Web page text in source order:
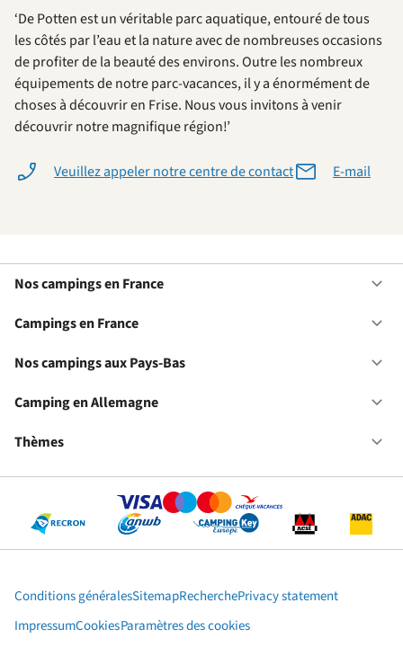
‘De Potten est un véritable parc aquatique, entouré de tous
les côtés par l’eau et la nature avec de nombreuses occasions
de profiter de la beauté des environs. Outre les nombreux
équipements de notre parc-vacances, il y a énormément de
choses à découvrir en Frise. Nous vous invitons à venir
découvrir notre magnifique région!’
Veuillez appeler notre centre de contact E-mail
Nos campings en France
Campings en France
Nos campings aux Pays-Bas
Camping en Allemagne
Thèmes
Conditions généralesSitemapRecherchePrivacy statement
ImpressumCookiesParamètres des cookies